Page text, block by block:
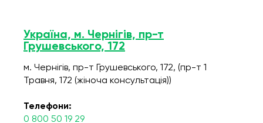
Україна, м. Чернігів, пр-т
Грушевського, 172
м. Чернігів, пр-т Грушевського, 172, (пр-т 1
Травня, 172 (жіноча консультація))
Телефони:
0 800 50 19 29